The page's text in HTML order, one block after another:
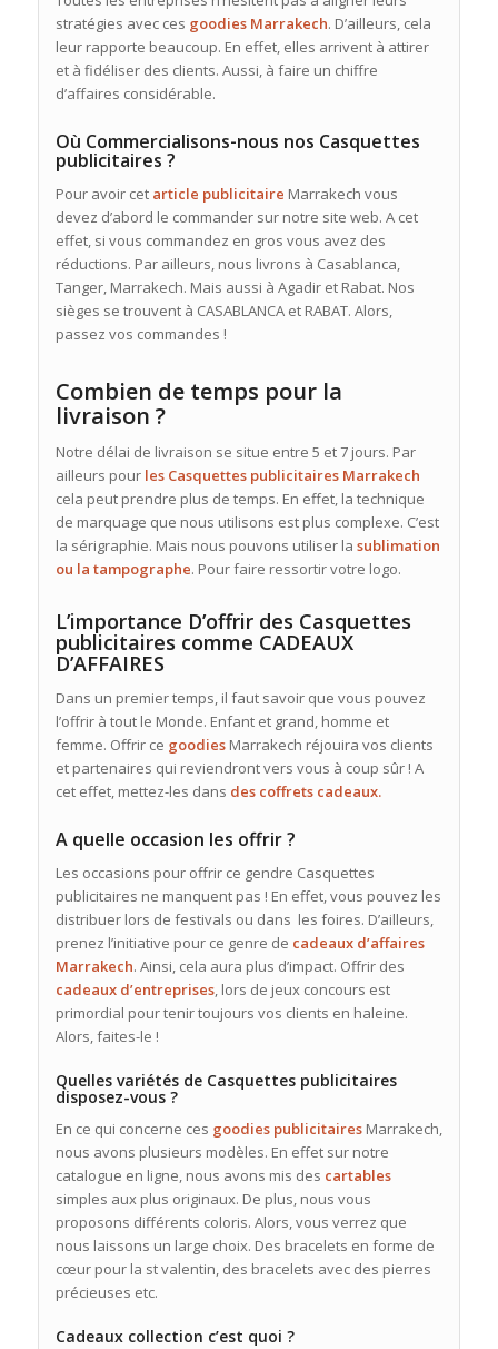
stratégies avec ces goodies Marrakech. D’ailleurs, cela
leur rapporte beaucoup. En effet, elles arrivent à attirer
et à fidéliser des clients. Aussi, à faire un chiffre
d’affaires considérable.
Où Commercialisons-nous nos Casquettes
publicitaires ?
Pour avoir cet article publicitaire Marrakech vous
devez d’abord le commander sur notre site web. A cet
effet, si vous commandez en gros vous avez des
réductions. Par ailleurs, nous livrons à Casablanca,
Tanger, Marrakech. Mais aussi à Agadir et Rabat. Nos
sièges se trouvent à CASABLANCA et RABAT. Alors,
passez vos commandes !
Combien de temps pour la
livraison ?
Notre délai de livraison se situe entre 5 et 7 jours. Par
ailleurs pour les Casquettes publicitaires Marrakech
cela peut prendre plus de temps. En effet, la technique
de marquage que nous utilisons est plus complexe. C’est
la sérigraphie. Mais nous pouvons utiliser la sublimation
ou la tampographe. Pour faire ressortir votre logo.
L’importance D’offrir des Casquettes
publicitaires comme CADEAUX
D’AFFAIRES
Dans un premier temps, il faut savoir que vous pouvez
l’offrir à tout le Monde. Enfant et grand, homme et
femme. Offrir ce goodiesMarrakech réjouira vos clients
et partenaires qui reviendront vers vous à coup sûr ! A
cet effet, mettez-les dans des coffrets cadeaux.
A quelle occasion les offrir ?
Les occasions pour offrir ce gendre Casquettes
publicitaires ne manquent pas ! En effet, vous pouvez les
distribuer lors de festivals ou dans les foires. D’ailleurs,
prenez l’initiative pour ce genre de cadeaux d’affaires
Marrakech. Ainsi, cela aura plus d’impact. Offrir des
cadeauxd’entreprises, lors de jeux concours est
primordial pour tenir toujours vos clients en haleine.
Alors, faites-le !
Quelles variétés de Casquettes publicitaires
disposez-vous ?
En ce qui concerne ces goodies publicitaires Marrakech,
nous avons plusieurs modèles. En effet sur notre
catalogue en ligne, nous avons mis des cartables
simples aux plus originaux. De plus, nous vous
proposons différents coloris. Alors, vous verrez que
nous laissons un large choix. Des bracelets en forme de
cœur pour la st valentin, des bracelets avec des pierres
précieuses etc.
Cadeaux collection c’est quoi ?